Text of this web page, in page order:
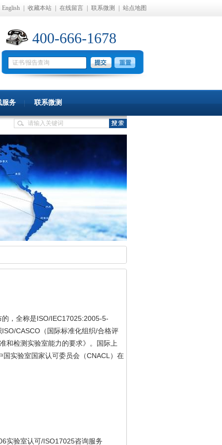
English 收藏本站 在线留言 联系微测 站点地图
400-666-1678
服务 联系微测
的，全称是ISO/IEC17025:2005-5-
ISO/CASCO （国际标准化组织/合格评
和检测实验室能力的要求》。国际上
国实验室国家认可委员会（CNACL ）在
实验室认可/ISO17025咨询服务